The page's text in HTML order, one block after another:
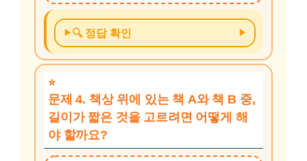
🔍 정답 확인
문제 4. 책상 위에 있는 책 A와 책 B 중,
길이가 짧은 것을 고르려면 어떻게 해
야 할까요?